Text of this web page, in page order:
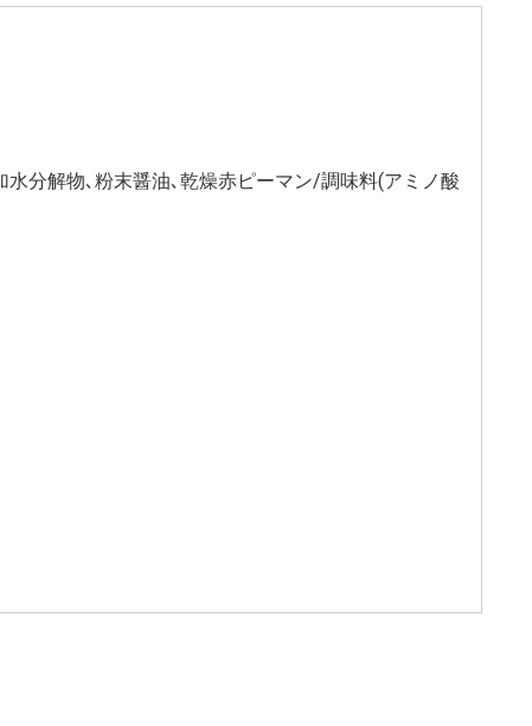
分解物､粉末醤油､乾燥赤ピーマン/調味料(アミノ酸